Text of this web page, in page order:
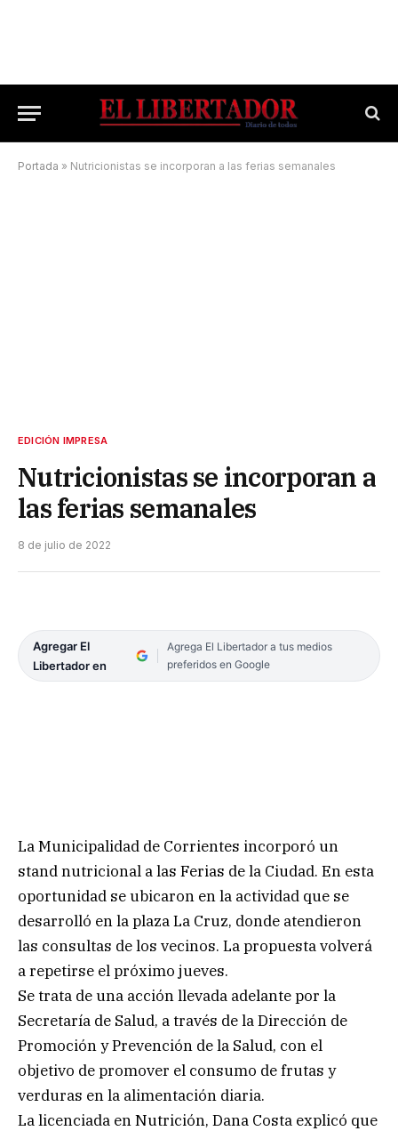
Portada » Nutricionistas se incorporan a las ferias semanales
EDICIÓN IMPRESA
Nutricionistas se incorporan a
las ferias semanales
8 de julio de 2022
Agregar El
Libertador en
Agrega El Libertador a tus medios
preferidos en Google
La Municipalidad de Corrientes incorporó un
stand nutricional a las Ferias de la Ciudad. En esta
oportunidad se ubicaron en la actividad que se
desarrolló en la plaza La Cruz, donde atendieron
las consultas de los vecinos. La propuesta volverá
a repetirse el próximo jueves.
Se trata de una acción llevada adelante por la
Secretaría de Salud, a través de la Dirección de
Promoción y Prevención de la Salud, con el
objetivo de promover el consumo de frutas y
verduras en la alimentación diaria.
La licenciada en Nutrición, Dana Costa explicó que